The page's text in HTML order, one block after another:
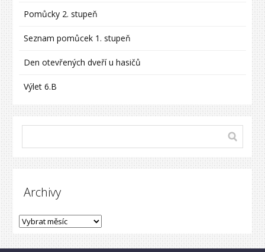
Pomůcky 2. stupeň
Seznam pomůcek 1. stupeň
Den otevřených dveří u hasičů
Výlet 6.B
Archivy